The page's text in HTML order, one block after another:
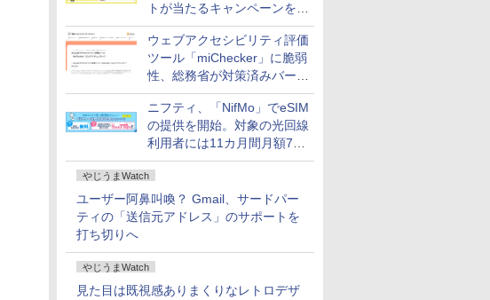
トが当たるキャンペーンをX
で実施。8月16日まで
ウェブアクセシビリティ評価
ツール「miChecker」に脆弱
性、総務省が対策済みバージ
ョンへの更新を呼び掛け
ニフティ、「NifMo」でeSIM
の提供を開始。対象の光回線
利用者には11カ月間月額770
円割引のキャンペーン
やじうまWatch
ユーザー阿鼻叫喚？ Gmail、サードパー
ティの「送信元アドレス」のサポートを
打ち切りへ
やじうまWatch
見た目は既視感ありまくりなレトロデザ